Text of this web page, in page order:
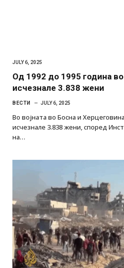
JULY 6, 2025
Од 1992 до 1995 година
исчезнале 3.838 жени
ВЕСТИ JULY 6, 2025
Во војната во Босна и
исчезнале 3.838 жени, според
на…